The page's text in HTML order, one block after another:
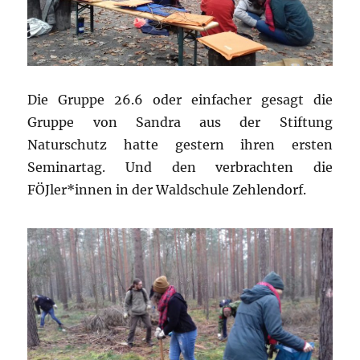
Die Gruppe 26.6 oder einfacher gesagt die
Gruppe von Sandra aus der Stiftung
Naturschutz hatte gestern ihren ersten
Seminartag. Und den verbrachten die
FÖJler*innen in der Waldschule Zehlendorf.